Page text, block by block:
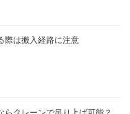
際は搬入経路に注意